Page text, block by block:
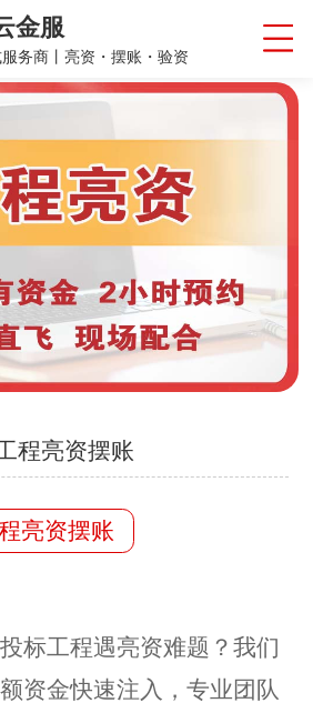
金服
务商丨亮资・摆账・验资
程亮资摆账
亮资摆账
标工程遇亮资难题？我们
资金快速注入，专业团队